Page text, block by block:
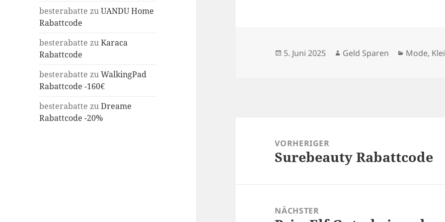
besterabatte zuUANDU Home
Rabattcode
besterabatte zuKaraca
Rabattcode
besterabatte zuWalkingPad
Rabattcode -160€
besterabatte zuDreame
Rabattcode -20%
Veröffentlicht
5. Juni 2025 Autor
Geld Sparen Mode,
VORHERIGER
Vorheriger
Surebeauty Rabattcode
NÄCHSTER